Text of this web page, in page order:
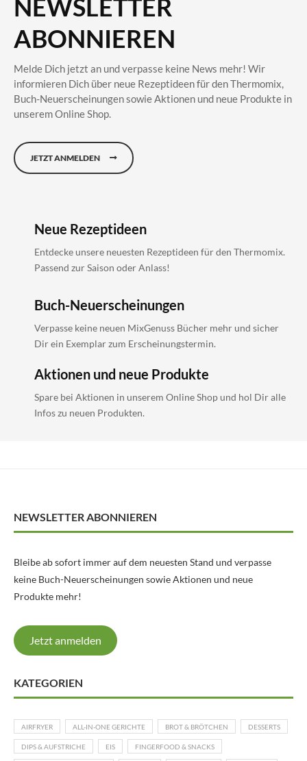
NEWSLETTER
ABONNIEREN
Melde Dich jetzt an und verpasse keine News mehr! Wir
informieren Dich über neue Rezeptideen für den Thermomix,
Buch-Neuerscheinungen sowie Aktionen und neue Produkte in
unserem Online Shop.
JETZT ANMELDEN
Neue Rezeptideen
Entdecke unsere neuesten Rezeptideen für den Thermomix.
Passend zur Saison oder Anlass!
Buch-Neuerscheinungen
Verpasse keine neuen MixGenuss Bücher mehr und sicher
Dir ein Exemplar zum Erscheinungstermin.
Aktionen und neue Produkte
Spare bei Aktionen in unserem Online Shop und hol Dir alle
Infos zu neuen Produkten.
NEWSLETTER ABONNIEREN
Bleibe ab sofort immer auf dem neuesten Stand und verpasse
keine Buch-Neuerscheinungen sowie Aktionen und neue
Produkte mehr!
Jetzt anmelden
KATEGORIEN
AIRFRYER ALL-IN-ONE GERICHTE BROT & BRÖTCHEN DESSERTS
DIPS & AUFSTRICHE EIS FINGERFOOD & SNACKS